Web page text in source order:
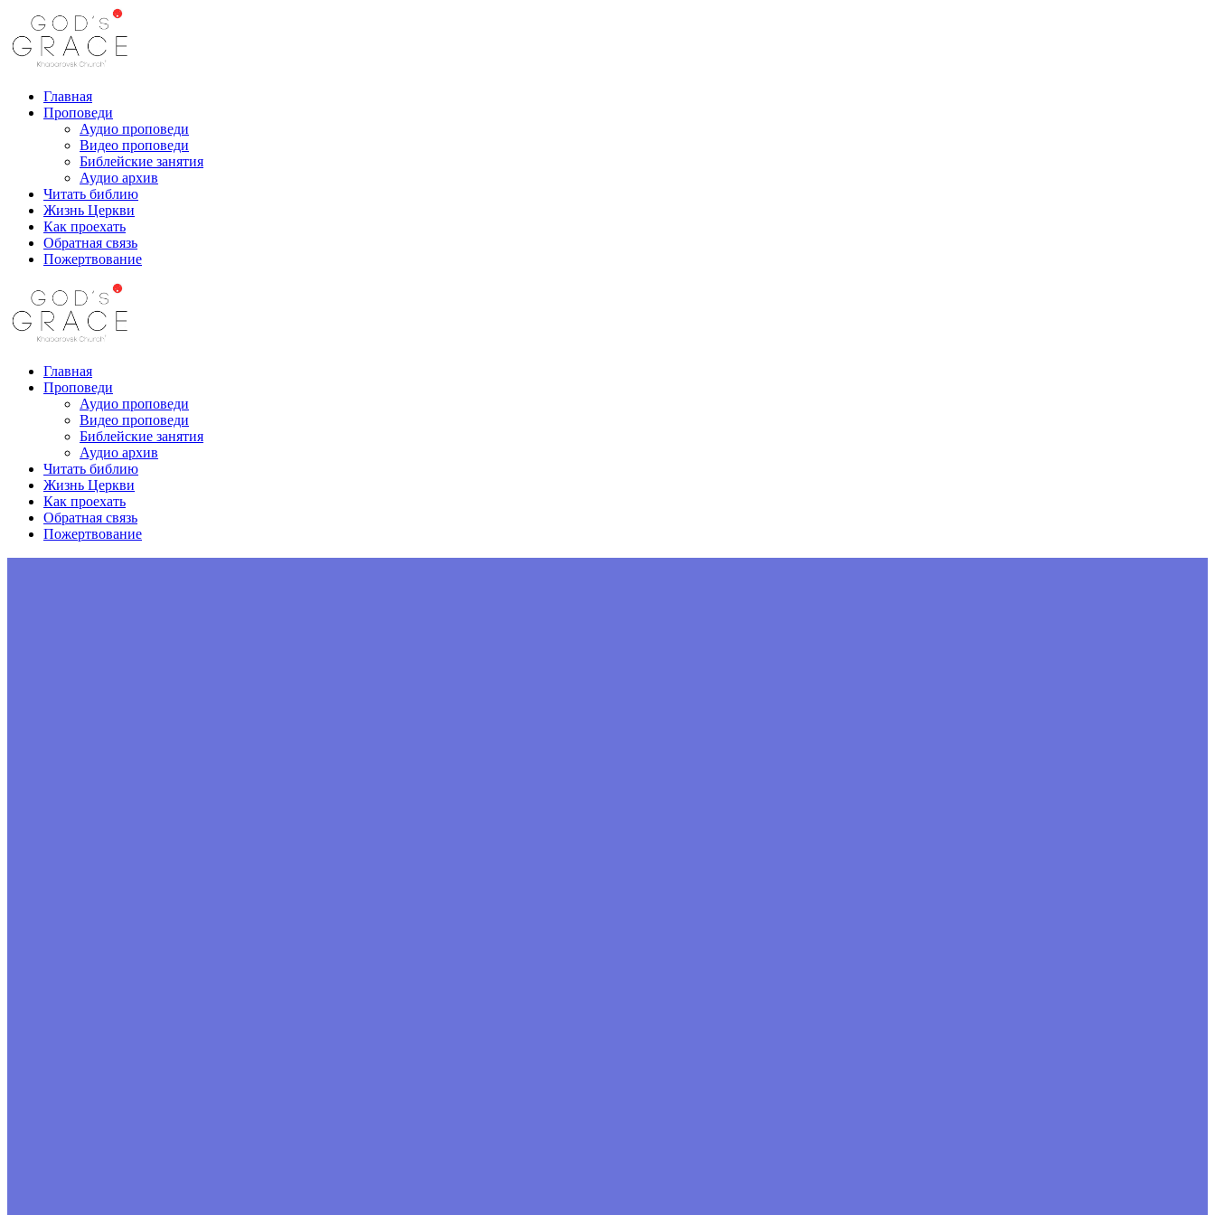
Перейти
контенту
Главная
Проповеди
Аудио проповеди
Видео проповеди
Библейские занятия
Аудио архив
Читать библию
Жизнь Церкви
Как проехать
Обратная связь
Пожертвование
Главная
Проповеди
Аудио проповеди
Видео проповеди
Библейские занятия
Аудио архив
Читать библию
Жизнь Церкви
Как проехать
Обратная связь
Пожертвование